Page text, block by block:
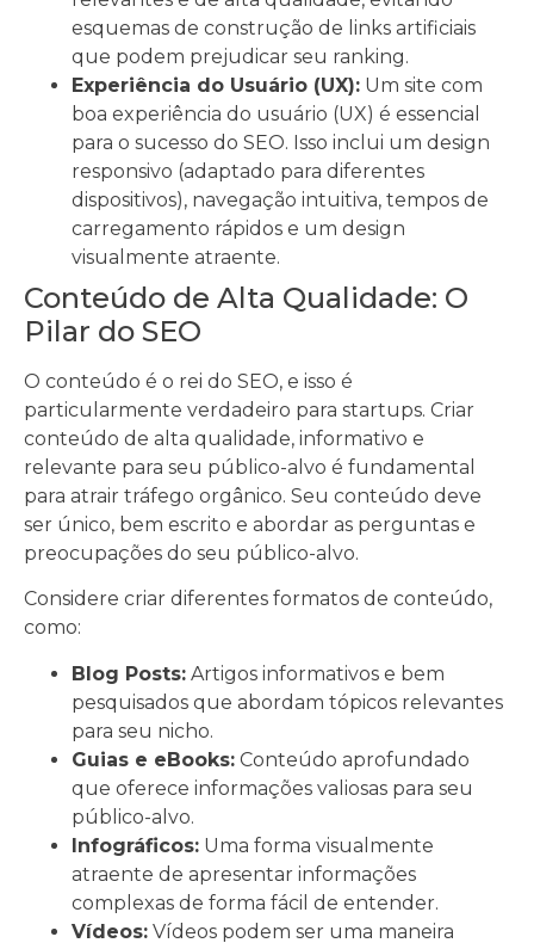
esquemas de construção de links artificiais
que podem prejudicar seu ranking.
Experiência do Usuário (UX): Um site com
boa experiência do usuário (UX) é essencial
para o sucesso do SEO. Isso inclui um design
responsivo (adaptado para diferentes
dispositivos), navegação intuitiva, tempos de
carregamento rápidos e um design
visualmente atraente.
Conteúdo de Alta Qualidade: O
Pilar do SEO
O conteúdo é o rei do SEO, e isso é
particularmente verdadeiro para startups. Criar
conteúdo de alta qualidade, informativo e
relevante para seu público-alvo é fundamental
para atrair tráfego orgânico. Seu conteúdo deve
ser único, bem escrito e abordar as perguntas e
preocupações do seu público-alvo.
Considere criar diferentes formatos de conteúdo,
como:
Blog Posts: Artigos informativos e bem
pesquisados que abordam tópicos relevantes
para seu nicho.
Guias e eBooks: Conteúdo aprofundado
que oferece informações valiosas para seu
público-alvo.
Infográficos: Uma forma visualmente
atraente de apresentar informações
complexas de forma fácil de entender.
Vídeos: Vídeos podem ser uma maneira